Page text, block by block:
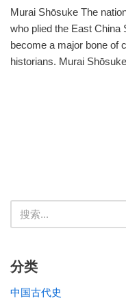
Murai Shōsuke The
who plied the East China
become a major bone of
historians. Murai
分类
中国古代史